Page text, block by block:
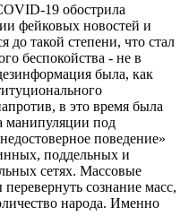
19 обострила
фейковых новостей и
до такой степени, что стал
беспокойства - не в
была, как
в это время была
манипуляции под
поведение»
поддельных и
сетях. Массовые
сознание масс,
народа. Именно